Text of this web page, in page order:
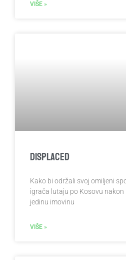
VIŠE »
Displaced
Kako bi održali svoj omiljeni
igrača lutaju po Kosovu
jedinu imovinu
VIŠE »